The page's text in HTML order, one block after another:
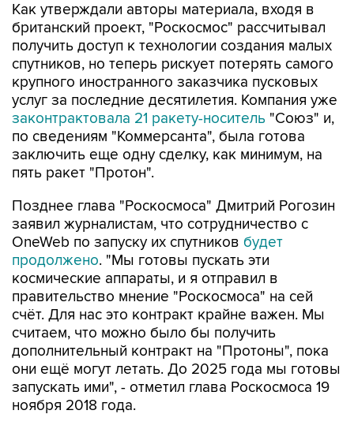
Как утверждали авторы материала, входя в
британский проект, "Роскосмос" рассчитывал
получить доступ к технологии создания малых
спутников, но теперь рискует потерять самого
крупного иностранного заказчика пусковых
услуг за последние десятилетия. Компания уже
законтрактовала 21 ракету-носитель "Союз" и,
по сведениям "Коммерсанта", была готова
заключить еще одну сделку, как минимум, на
пять ракет "Протон".
Позднее глава "Роскосмоса" Дмитрий Рогозин
заявил журналистам, что сотрудничество с
OneWeb по запуску их спутников будет
продолжено. "Мы готовы пускать эти
космические аппараты, и я отправил в
правительство мнение "Роскосмоса" на сей
счёт. Для нас это контракт крайне важен. Мы
считаем, что можно было бы получить
дополнительный контракт на "Протоны", пока
они ещё могут летать. До 2025 года мы готовы
запускать ими", - отметил глава Роскосмоса 19
ноября 2018 года.